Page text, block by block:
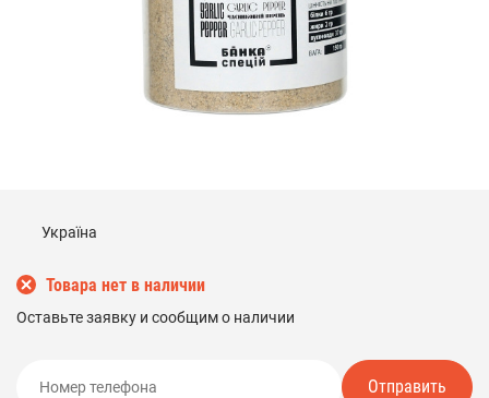
Україна
Товара нет в наличии
Оставьте заявку и сообщим о наличии
Отправить